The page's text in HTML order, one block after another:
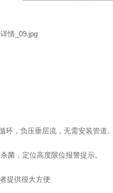
，负压垂层流，无需安装管道。
菌，定位高度限位报警提示。
提供很大方便